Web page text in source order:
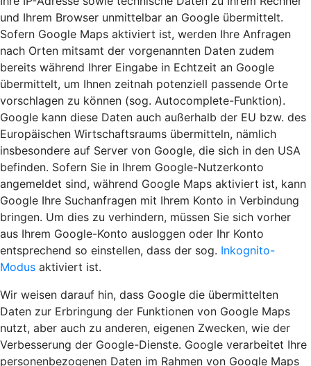
und Ihrem Browser unmittelbar an Google übermittelt.
Sofern Google Maps aktiviert ist, werden Ihre Anfragen
nach Orten mitsamt der vorgenannten Daten zudem
bereits während Ihrer Eingabe in Echtzeit an Google
übermittelt, um Ihnen zeitnah potenziell passende Orte
vorschlagen zu können (sog. Autocomplete-Funktion).
Google kann diese Daten auch außerhalb der EU bzw. des
Europäischen Wirtschaftsraums übermitteln, nämlich
insbesondere auf Server von Google, die sich in den USA
befinden. Sofern Sie in Ihrem Google-Nutzerkonto
angemeldet sind, während Google Maps aktiviert ist, kann
Google Ihre Suchanfragen mit Ihrem Konto in Verbindung
bringen. Um dies zu verhindern, müssen Sie sich vorher
aus Ihrem Google-Konto ausloggen oder Ihr Konto
entsprechend so einstellen, dass der sog. Inkognito-
Modus aktiviert ist.
Wir weisen darauf hin, dass Google die übermittelten
Daten zur Erbringung der Funktionen von Google Maps
nutzt, aber auch zu anderen, eigenen Zwecken, wie der
Verbesserung der Google-Dienste. Google verarbeitet Ihre
personenbezogenen Daten im Rahmen von Google Maps